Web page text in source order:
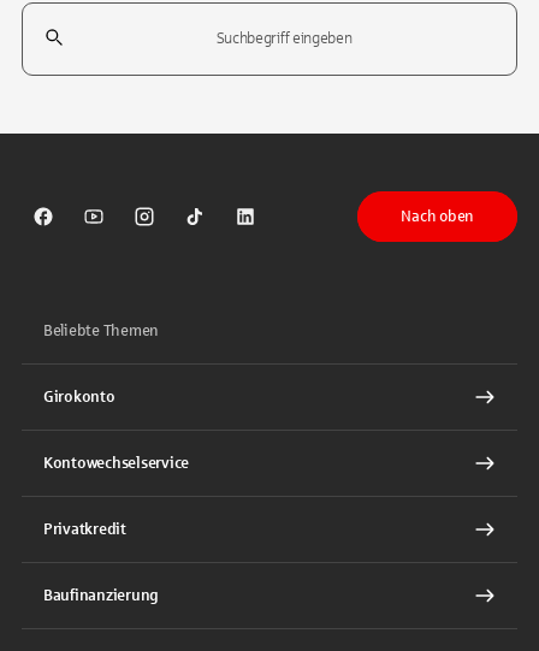
Suchfeld
Sparkasse auf Facebook
Sparkasse auf Youtube
Sparkasse auf Instagram
Sparkasse auf TikTok
Sparkasse auf LinkedIn
Nach oben
Beliebte Themen
Girokonto
Kontowechselservice
Privatkredit
Baufinanzierung